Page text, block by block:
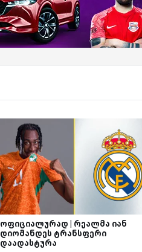
ოფიციალურად | რეალმა იან
დიომანდეს ტრანსფერი
დაადასტურა